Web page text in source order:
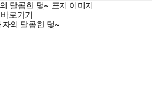
로가기
의 달콤한 덫~